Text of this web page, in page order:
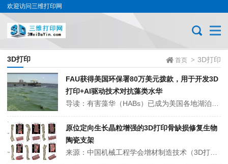
欢迎访问三维打印网
首页 > 3D打印
3D打印
FAU获得美国环保署80万美元拨款，用于开发3D
打印+AI驱动技术对抗藻类水华
原位定向生长晶粒增强的3D打印骨缺损修复生物
陶瓷支架